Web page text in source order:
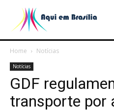
Home Notícias
Notícias
GDF
transporte por